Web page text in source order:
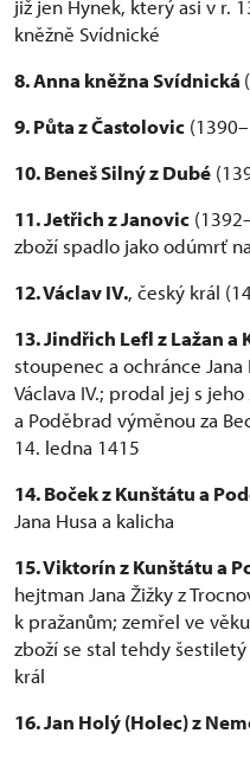
již jen Hynek, který asi v r.
kněžně Svídnické
8. Anna kněžna Svídnická
9. Půta z Častolovic
10. Beneš Silný z Dubé
11. Jetřich z Janovic
zboží spadlo jako odúmrť
12. Václav IV., český král
13. Jindřich Lefl z Lažan a
stoupenec a ochránce
Václava IV.; prodal jej s
a Poděbrad výměnou za
14. ledna 1415
14. Boček z Kunštátu a
Jana Husa a kalicha
15. Viktorín z Kunštátu a
hejtman Jana Žižky z
k pražanům; zemřel ve
zboží se stal tehdy
král
16. Jan Holý (Holec) z